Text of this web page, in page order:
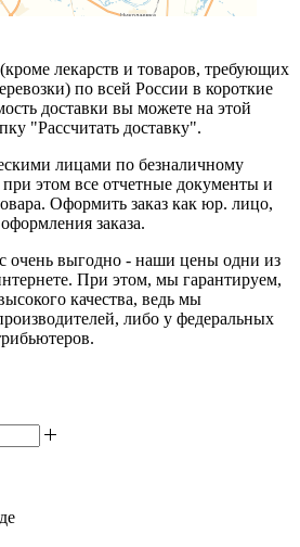
лекарств и товаров, требующих
по всей России в короткие
доставки вы можете на этой
"Рассчитать доставку".
лицами по безналичному
при этом все отчетные документы и
Оформить заказ как юр. лицо,
заказа.
очень выгодно - наши цены одни из
При этом, мы гарантируем,
качества, ведь мы
либо у федеральных